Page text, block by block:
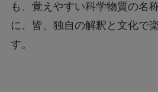
も、覚えやすい科学物質の名
に、皆、独自の解釈と文化で
す。